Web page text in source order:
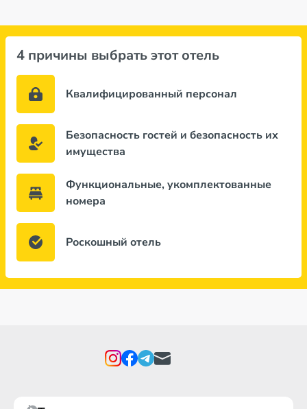
4 причины выбрать этот отель
Квалифицированный персонал
Безопасность гостей и безопасность их
имущества
Функциональные, укомплектованные
номера
Роскошный отель